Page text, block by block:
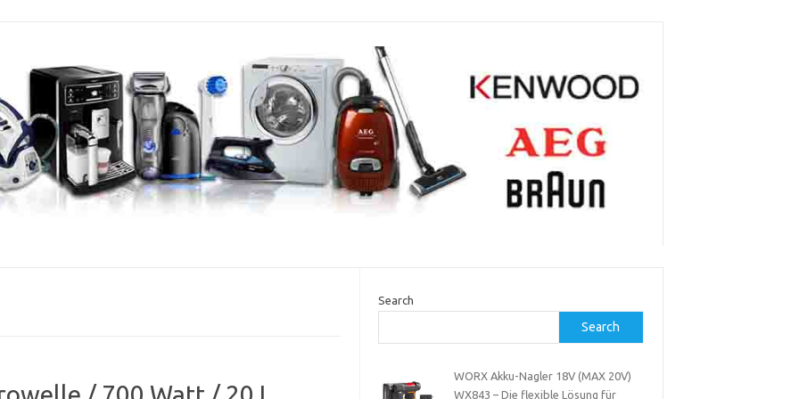
Search
Search
WORX Akku-Nagler 18V (MAX 20V)
WX843 – Die flexible Lösung für